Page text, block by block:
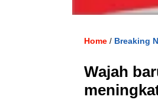
Home / Breaking
Wajah